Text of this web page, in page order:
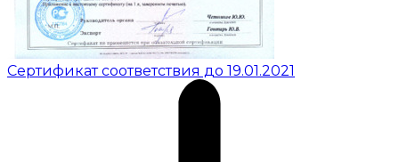
Сертификат соответствия до 19.01.2021